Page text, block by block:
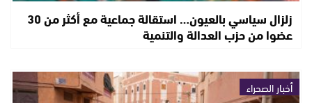
زلزال سياسي بالعيون… استقالة جماعية مع أكثر من 30
عضوا من حزب العدالة والتنمية
أخبار الصحراء